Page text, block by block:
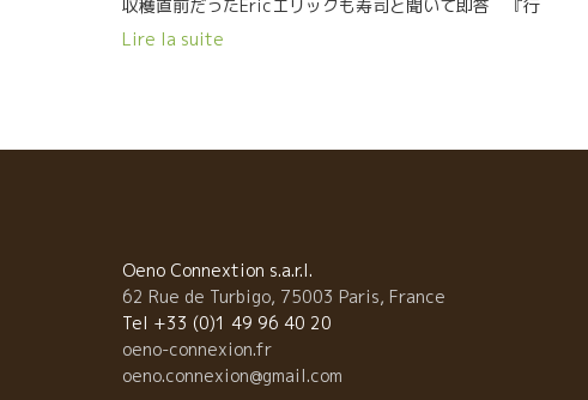
収穫直前だったEricエリックも寿司と聞いて即答 『行
く！』奥さんのMarie-loマリー・ローと一緒にやって来
Lire la suite
Oeno Connextion s.a.r.l.
62 Rue de Turbigo, 75003 Paris, France
Tel +33 (0)1 49 96 40 20
oeno-connexion.fr
oeno.connexion@gmail.com